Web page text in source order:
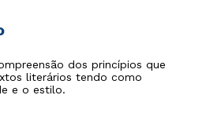
e Estilo na
dos princípios que
literários tendo como
e o estilo.